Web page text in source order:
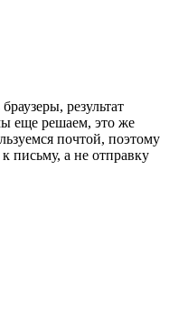
результат
еще решаем, это же
почтой, поэтому
письму, а не отправку